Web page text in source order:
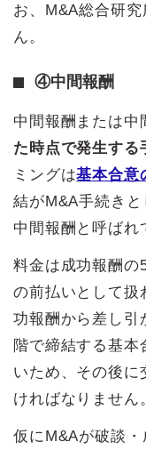
お、M&A総合研
ん。
④中間報酬
中間報酬または中
た時点で発生する
ミングは基本合意
結がM&A手続きと
中間報酬と呼ばれ
料金は成功報酬の
の前払いとして扱
功報酬から差し引
階で締結する基本
いため、その後に
ければなりません
仮にM&Aが破談